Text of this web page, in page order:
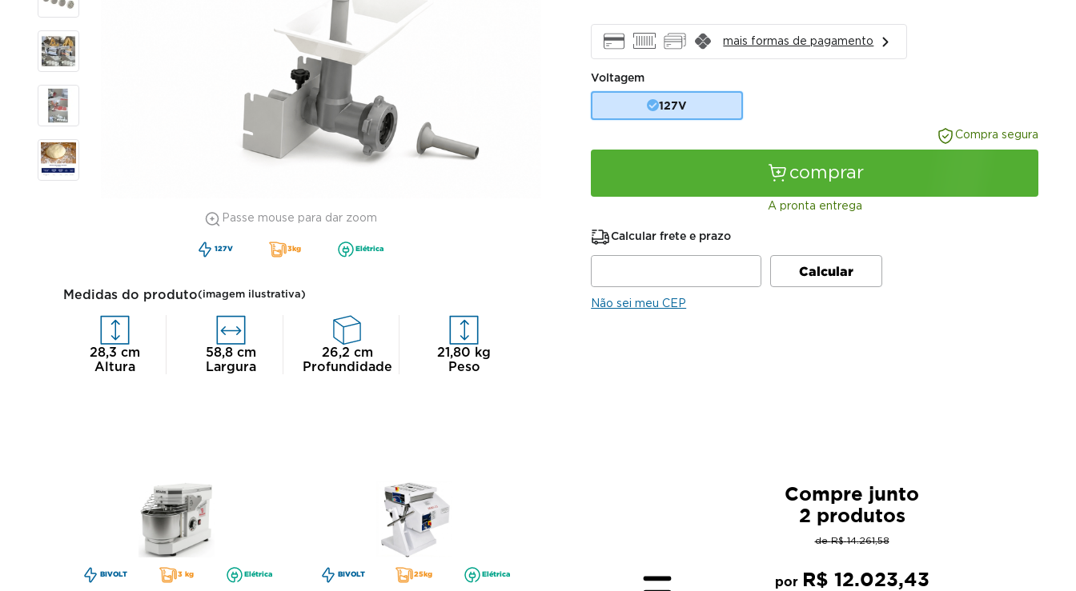
Passe mouse para dar zoom
127V 3kg Elétrica
Medidas do produto(imagem ilustrativa)
28,3 cm
Altura
58,8cm
Largura
26,2 cm
Profundidade
21,80 kg
Peso
mais formas de pagamento
Voltagem
127V
Compra segura
comprar
A pronta entrega
Calcular frete e prazo
Não sei meu CEP
BIVOLT 3 kg Elétrica BIVOLT 25kg Elétrica
Compre junto
2 produtos
deR$ 14.261,58
por R$ 12.023,43